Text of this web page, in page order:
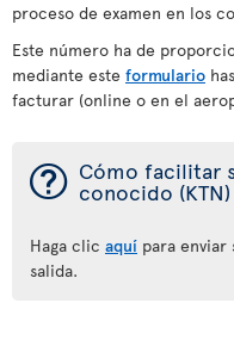
proceso de examen en los
Este número ha de
mediante este formulario
facturar (online o en el
¯ Cómo facilitar
conocido (KTN)
Haga clic aquí para enviar
salida.